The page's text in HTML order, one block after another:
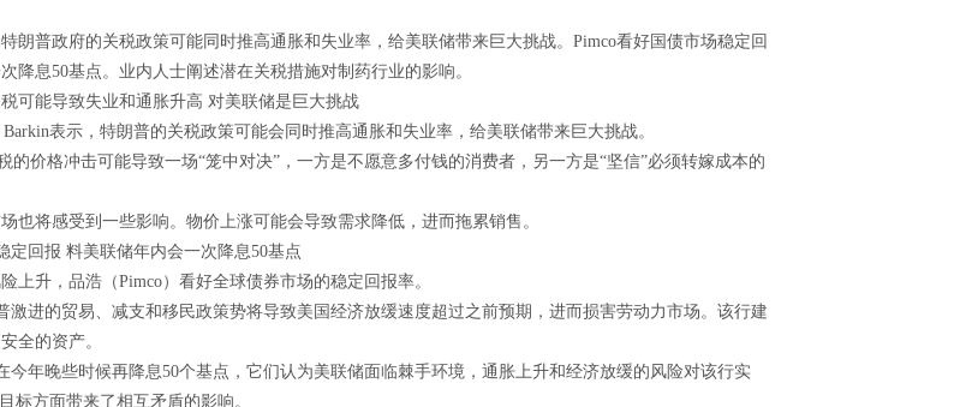
普政府的关税政策可能同时推高通胀和失业率，给美联储带来巨大挑战。Pimco看好国债市场稳定回
降息50基点。业内人士阐述潜在关税措施对制药行业的影响。
能导致失业和通胀升高 对美联储是巨大挑战
表示，特朗普的关税政策可能会同时推高通胀和失业率，给美联储带来巨大挑战。
价格冲击可能导致一场“笼中对决”，一方是不愿意多付钱的消费者，另一方是“坚信”必须转嫁成本的
将感受到一些影响。物价上涨可能会导致需求降低，进而拖累销售。
回报 料美联储年内会一次降息50基点
升，品浩（Pimco）看好全球债券市场的稳定回报率。
进的贸易、减支和移民政策势将导致美国经济放缓速度超过之前预期，进而损害劳动力市场。该行建
全的资产。
年晚些时候再降息50个基点，它们认为美联储面临棘手环境，通胀上升和经济放缓的风险对该行实
标方面带来了相互矛盾的影响。